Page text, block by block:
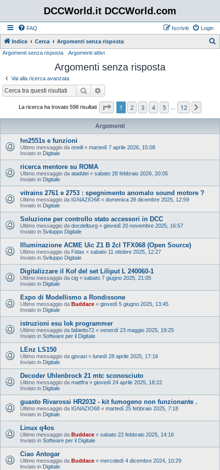
DCCWorld.it DCCWorld.com
FAQ Login
Iscriviti
Indice Cerca Argomenti senza risposta
Argomenti senza risposta Argomenti attivi
Argomenti senza risposta
Vai alla ricerca avanzata
Cerca
La ricerca ha trovato 598 risultati Pagina di 12
1 2 3 4 5 12
Argomenti
hn2551s e funzioni
Ultimo messaggio da oneill « martedì 7 aprile 2026, 15:08
Inviato in Digitale
ricerca mentore su ROMA
Ultimo messaggio da ataddei « sabato 28 febbraio 2026, 20:05
Inviato in Digitale
vitrains 2761 e 2753 : spegnimento anomalo sound motore ?
Ultimo messaggio da IGNAZIO68 « domenica 28 dicembre 2025, 12:59
Inviato in Digitale
Soluzione per controllo stato accessori in DCC
Ultimo messaggio da docdelburg « giovedì 20 novembre 2025, 16:57
Inviato in Sviluppo Digitale
Illuminazione ACME Uic Z1 B 2cl TFX068 (Open Source)
Ultimo messaggio da Fidax « sabato 11 ottobre 2025, 12:27
Inviato in Sviluppo Digitale
Digitalizzare il Kof del set Liliput L 240060-1
Ultimo messaggio da cig « sabato 7 giugno 2025, 21:05
Inviato in Digitale
Expo di Modellismo a Rondissone
Ultimo messaggio da Buddace « giovedì 5 giugno 2025, 13:45
Inviato in Digitale
istruzioni esu lok programmer
Ultimo messaggio da fabietto72 « venerdì 23 maggio 2025, 19:25
Inviato in Software per il Digitale
LEnz LS150
Ultimo messaggio da gpvasi « lunedì 28 aprile 2025, 17:16
Inviato in Digitale
Decoder Uhlenbrock 21 mtc sconosciuto
Ultimo messaggio da mattfra « giovedì 24 aprile 2025, 18:22
Inviato in Digitale
guasto Rivarossi HR2032 - kit fumogeno non funzionante .
Ultimo messaggio da IGNAZIO68 « martedì 25 febbraio 2025, 7:18
Inviato in Digitale
Linux q4os
Ultimo messaggio da Buddace « sabato 22 febbraio 2025, 14:16
Inviato in Software per il Digitale
Ciao Antogar
Ultimo messaggio da Buddace « mercoledì 4 dicembre 2024, 10:29
Inviato in Digitale